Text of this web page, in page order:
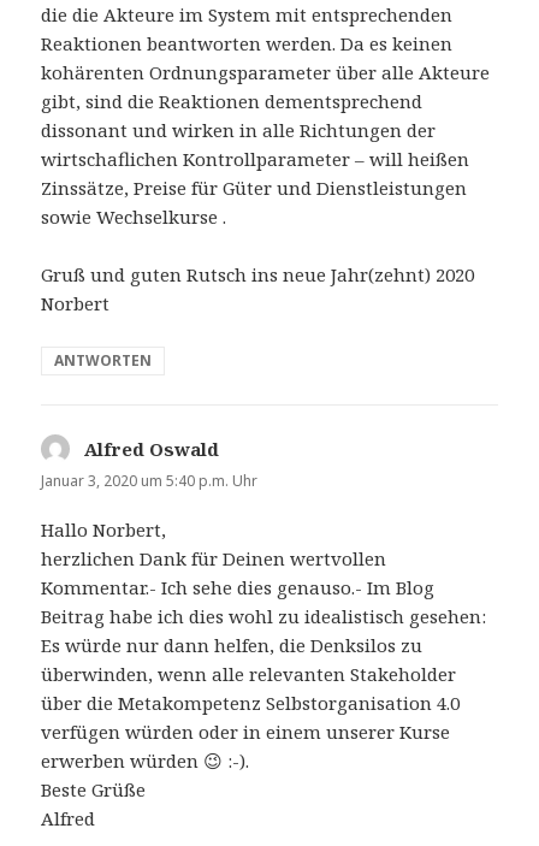
die die Akteure im System mit entsprechenden
Reaktionen beantworten werden. Da es keinen
kohärenten Ordnungsparameter über alle Akteure
gibt, sind die Reaktionen dementsprechend
dissonant und wirken in alle Richtungen der
wirtschaflichen Kontrollparameter – will heißen
Zinssätze, Preise für Güter und Dienstleistungen
sowie Wechselkurse .
Gruß und guten Rutsch ins neue Jahr(zehnt) 2020
Norbert
ANTWORTEN
Alfred Oswald
Januar 3, 2020 um 5:40 p.m. Uhr
Hallo Norbert,
herzlichen Dank für Deinen wertvollen
Kommentar.- Ich sehe dies genauso.- Im Blog
Beitrag habe ich dies wohl zu idealistisch gesehen:
Es würde nur dann helfen, die Denksilos zu
überwinden, wenn alle relevanten Stakeholder
über die Metakompetenz Selbstorganisation 4.0
verfügen würden oder in einem unserer Kurse
erwerben würden 😉 :-).
Beste Grüße
Alfred